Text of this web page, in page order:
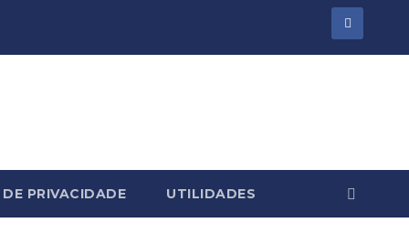
PRIVACIDADE UTILIDADES